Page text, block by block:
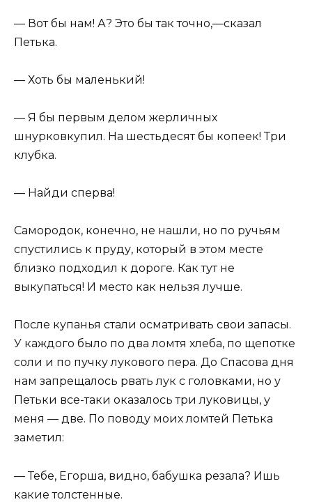
— Вот бы нам! А? Это бы так точно,—сказал
Петька.
— Хоть бы маленький!
— Я бы первым делом жерличных
шнурковкупил. На шестьдесят бы копеек! Три
клубка.
— Найди сперва!
Самородок, конечно, не нашли, но по ручьям
спустились к пруду, который в этом месте
близко подходил к дороге. Как тут не
выкупаться! И место как нельзя лучше.
После купанья стали осматривать свои запасы.
У каждого было по два ломтя хлеба, по щепотке
соли и по пучку лукового пера. До Спасова дня
нам запрещалось рвать лук с головками, но у
Петьки все-таки оказалось три луковицы, у
меня — две. По поводу моих ломтей Петька
заметил:
— Тебе, Егорша, видно, бабушка резала? Ишь
какие толстенные.